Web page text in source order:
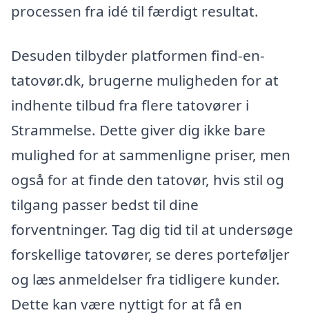
processen fra idé til færdigt resultat.
Desuden tilbyder platformen find-en-
tatovør.dk, brugerne muligheden for at
indhente tilbud fra flere tatovører i
Strammelse. Dette giver dig ikke bare
mulighed for at sammenligne priser, men
også for at finde den tatovør, hvis stil og
tilgang passer bedst til dine
forventninger. Tag dig tid til at undersøge
forskellige tatovører, se deres porteføljer
og læs anmeldelser fra tidligere kunder.
Dette kan være nyttigt for at få en